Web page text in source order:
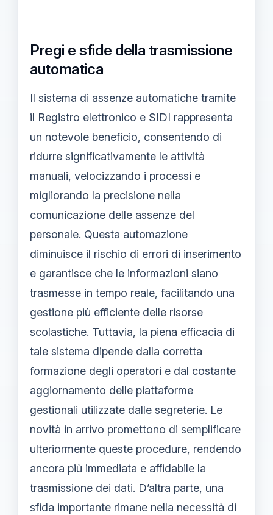
Pregi e sfide della trasmissione
automatica
Il sistema di assenze automatiche tramite
il Registro elettronico e SIDI rappresenta
un notevole beneficio, consentendo di
ridurre significativamente le attività
manuali, velocizzando i processi e
migliorando la precisione nella
comunicazione delle assenze del
personale. Questa automazione
diminuisce il rischio di errori di inserimento
e garantisce che le informazioni siano
trasmesse in tempo reale, facilitando una
gestione più efficiente delle risorse
scolastiche. Tuttavia, la piena efficacia di
tale sistema dipende dalla corretta
formazione degli operatori e dal costante
aggiornamento delle piattaforme
gestionali utilizzate dalle segreterie. Le
novità in arrivo promettono di semplificare
ulteriormente queste procedure, rendendo
ancora più immediata e affidabile la
trasmissione dei dati. D’altra parte, una
sfida importante rimane nella necessità di